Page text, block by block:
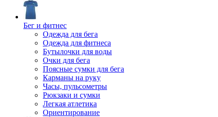
Бег и фитнес
Одежда для бега
Одежда для фитнеса
Бутылочки для воды
Очки для бега
Поясные сумки для бега
Карманы на руку
Часы, пульсометры
Рюкзаки и сумки
Легкая атлетика
Ориентирование